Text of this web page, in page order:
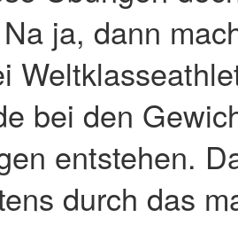
ja, dann
bei den
entstehen.
durch das